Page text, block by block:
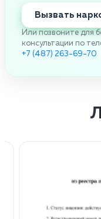
Вызвать
Или позвоните для
консультации по
+7 (487) 263-69-70